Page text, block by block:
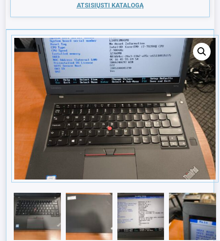
ATSISIŲSTI KATALOGĄ